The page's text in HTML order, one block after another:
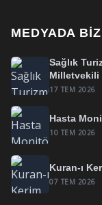
MEDYADA BIZ
Sağlık
Milletvekili
17 TEM 2026
Hasta
10 TEM 2026
Kuran-ı
07 TEM 2026